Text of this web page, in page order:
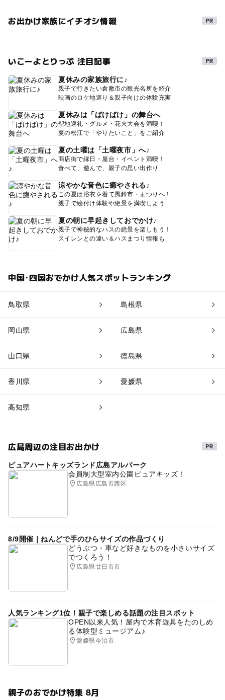
お出かけ家族にイチオシ情報
いこーよとりっぷ 注目記事
夏休みの家族旅行に♪
親子で行きたい倉敷市の観光名所を紹介
映画のロケ地巡り＆親子向けの体験充実
夏休みは「ばけばけ」の舞台へ
聖地巡礼・グルメ・花火大会を満喫！
夏の松江で「やりたいこと」をご紹介
夏の土曜は「土曜夜市」へ♪
商店街で縁日・屋台・イベント満喫！
食べて、遊んで、親子の思い出作り
涼やかな音色に癒やされる♪
この夏は浴衣を着て風鈴市・まつりへ！
親子で絵付け体験や絶景を満喫しよう
夏の朝に早起きしておでかけ♪
親子で神秘的なハスの絶景を楽しもう！
スイレンとの違い＆ハスまつり情報も
中国･四国おでかけ人気スポットランキング
鳥取県 島根県
岡山県 広島県
山口県 徳島県
香川県 愛媛県
高知県
広島周辺の注目お出かけ
ピュアハートキッズランド広島アルパーク
会員制大型室内公園ピュアキッズ！
広島県広島市西区
8/9開催｜ねんどで手のひらサイズの作品づくり
どうぶつ・車など好きなものを小さいサイズ
でつくろう！
広島県廿日市市
人気ランキング1位！親子で楽しめる話題の注目スポット
OPEN以来人気！屋内で木育遊具をたのしめ
る体験型ミュージアム♪
愛媛県今治市
親子のおでかけ特集 8月